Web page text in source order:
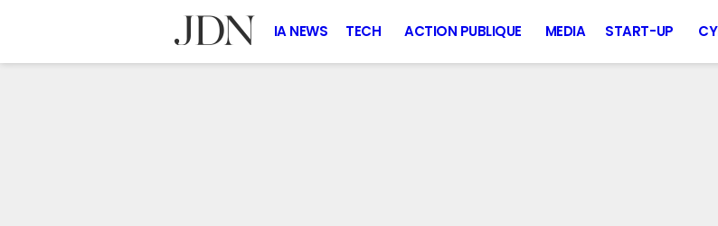
IA NEWS TECH ACTION PUBLIQUE MEDIA START-UP